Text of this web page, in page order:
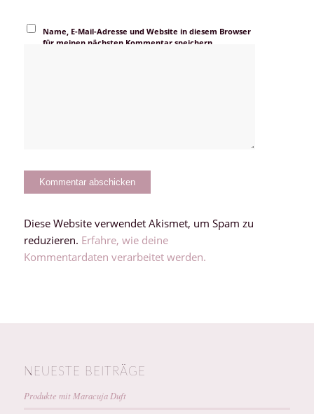
Name, E-Mail-Adresse und Website in diesem Browser
für meinen nächsten Kommentar speichern.
Diese Website verwendet Akismet, um Spam zu
reduzieren. Erfahre, wie deine
Kommentardaten verarbeitet werden.
NEUESTE BEITRÄGE
Produkte mit Maracuja Duft